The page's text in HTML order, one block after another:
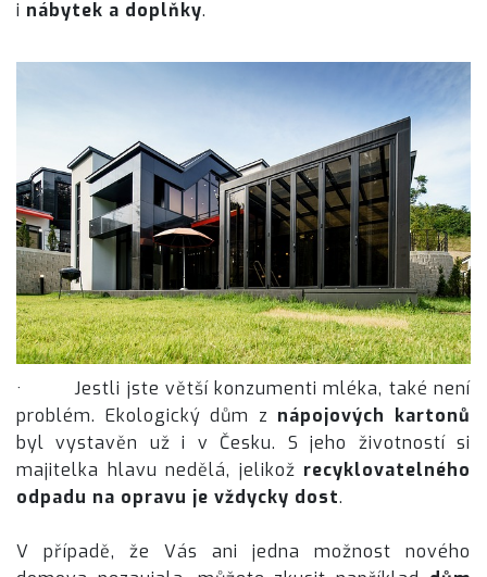
i nábytek a doplňky.
· Jestli jste větší konzumenti mléka, také není
problém. Ekologický dům z nápojových kartonů
byl vystavěn už i v Česku. S jeho životností si
majitelka hlavu nedělá, jelikož recyklovatelného
odpadu na opravu je vždycky dost.
V případě, že Vás ani jedna možnost nového